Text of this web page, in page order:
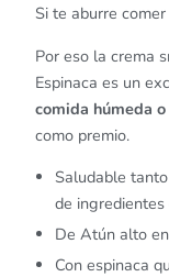
Si te aburre
Por eso la crema
Espinaca es un
comida húmeda o
como premio.
Saludable tanto
de
De Atún alto
Con espinaca